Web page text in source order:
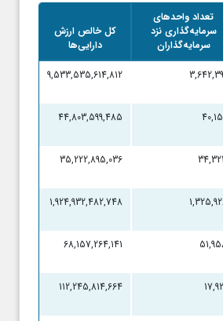
تعداد واحدهای
سرمایه‌گذاری نزد
سرمایه‌گذاران
کل خالص ارزش
دارایی‌ها
9,533,535,614,812
44,803,599,485
35,222,895,036
1,924,932,482,748
68,157,264,141
112,245,814,664